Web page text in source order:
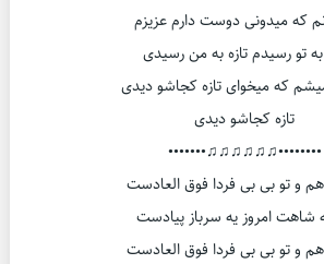
که میدونی دوست دارم عزیزم
به تو رسیدم تازه به من رسیدی
که میخوای تازه کجاشو دیدی
تازه کجاشو دیدی
••••••••♫♫♫♫♫♫•••••••
و تو بی بی فردا فوق العادست
شاهت امروز یه سرباز پیادست
و تو بی بی فردا فوق العادست